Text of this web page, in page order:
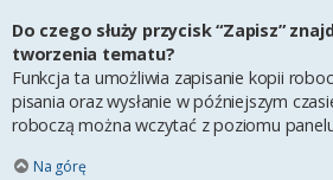
Do czego służy przycisk “Zapisz”
tworzenia tematu?
Funkcja ta umożliwia zapisanie kopii
pisania oraz wysłanie w późniejszym
roboczą można wczytać z poziomu
Na górę